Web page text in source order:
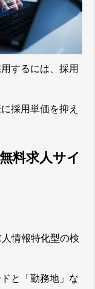
するには、採用
採用単価を抑え
料求人サイ
情報特化型の検
と「勤務地」な